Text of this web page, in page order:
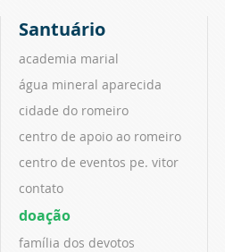
Santuário
academia marial
água mineral aparecida
cidade do romeiro
centro de apoio ao romeiro
centro de eventos pe. vitor
contato
doação
família dos devotos